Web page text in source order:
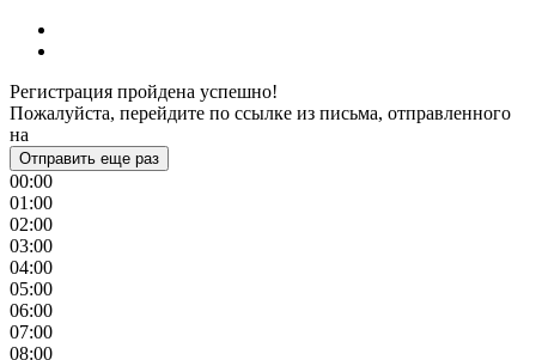
Регистрация пройдена успешно!
Пожалуйста, перейдите по ссылке из письма, отправленного
на
Отправить еще раз
00:00
01:00
02:00
03:00
04:00
05:00
06:00
07:00
08:00